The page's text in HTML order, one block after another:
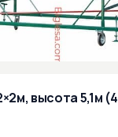
высота 5,1м (4